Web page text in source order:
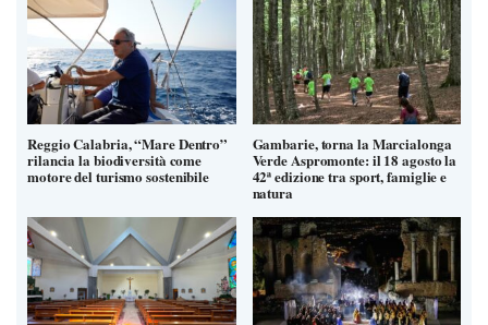
Reggio Calabria, “Mare Dentro”
rilancia la biodiversità come
motore del turismo sostenibile
Gambarie, torna la Marcialonga
Verde Aspromonte: il 18 agosto la
42ª edizione tra sport, famiglie e
natura